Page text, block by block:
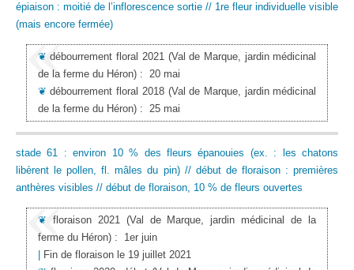
épiaison : moitié de l’inflorescence sortie // 1re fleur individuelle visible
(mais encore fermée)
❦débourrement floral 2021 (Val de Marque, jardin médicinal
de la ferme du Héron): 20 mai
❦débourrement floral 2018 (Val de Marque, jardin médicinal
de la ferme du Héron): 25 mai
stade 61 : environ 10 % des fleurs épanouies (ex. : les chatons
libèrent le pollen, fl. mâles du pin) // début de floraison : premières
anthères visibles // début de floraison, 10 % de fleurs ouvertes
❦ floraison 2021
(Val de Marque, jardin médicinal de la
ferme du Héron): 1er juin
| Fin de floraison le 19 juillet 2021